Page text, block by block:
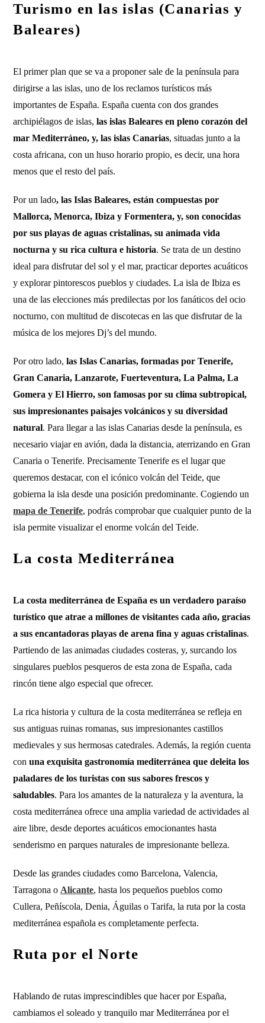
Turismo en las islas (Canarias y
Baleares)
El primer plan que se va a proponer sale de la península para
dirigirse a las islas, uno de los reclamos turísticos más
importantes de España. España cuenta con dos grandes
archipiélagos de islas,las islas Baleares en pleno corazón del
mar Mediterráneo, y, las islas Canarias, situadas junto a la
costa africana, con un huso horario propio, es decir, una hora
menos que el resto del país.
Por un lado, las Islas Baleares, están compuestas por
Mallorca, Menorca, Ibiza y Formentera, y, son conocidas
por sus playas de aguas cristalinas, su animada vida
nocturna y su rica cultura e historia. Se trata de un destino
ideal para disfrutar del sol y el mar, practicar deportes acuáticos
y explorar pintorescos pueblos y ciudades. La isla de Ibiza es
una de las elecciones más predilectas por los fanáticos del ocio
nocturno, con multitud de discotecas en las que disfrutar de la
música de los mejores Dj’s del mundo.
Por otro lado, las Islas Canarias, formadas por Tenerife,
Gran Canaria, Lanzarote, Fuerteventura, La Palma, La
Gomera y El Hierro, son famosas por su clima subtropical,
sus impresionantes paisajes volcánicos y su diversidad
natural. Para llegar a las islas Canarias desde la península, es
necesario viajar en avión, dada la distancia, aterrizando en Gran
Canaria o Tenerife. Precisamente Tenerife es el lugar que
queremos destacar, con el icónico volcán del Teide, que
gobierna la isla desde una posición predominante. Cogiendo un
mapa de Tenerife, podrás comprobar que cualquier punto de la
isla permite visualizar el enorme volcán del Teide.
La costa Mediterránea
La costa mediterránea de España es un verdadero paraíso
turístico que atrae a millones de visitantes cada año, gracias
a sus encantadoras playas de arena fina y aguas cristalinas.
Partiendo de las animadas ciudades costeras, y, surcando los
singulares pueblos pesqueros de esta zona de España, cada
rincón tiene algo especial que ofrecer.
La rica historia y cultura de la costa mediterránea se refleja en
sus antiguas ruinas romanas, sus impresionantes castillos
medievales y sus hermosas catedrales. Además, la región cuenta
conuna exquisita gastronomía mediterránea que deleita los
paladares de los turistas con sus sabores frescos y
saludables. Para los amantes de la naturaleza y la aventura, la
costa mediterránea ofrece una amplia variedad de actividades al
aire libre, desde deportes acuáticos emocionantes hasta
senderismo en parques naturales de impresionante belleza.
Desde las grandes ciudades como Barcelona, Valencia,
Tarragona o Alicante, hasta los pequeños pueblos como
Cullera, Peñíscola, Denia, Águilas o Tarifa, la ruta por la costa
mediterránea española es completamente perfecta.
Ruta por el Norte
Hablando de rutas imprescindibles que hacer por España,
cambiamos el soleado y tranquilo mar Mediterránea por el